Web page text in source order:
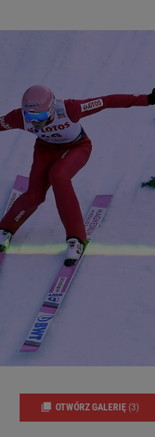
OTWÓRZ GALERIĘ (3)